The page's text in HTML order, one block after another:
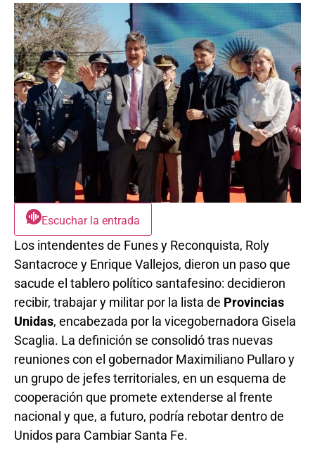
Escuchar la entrada
Los intendentes de Funes y Reconquista, Roly
Santacroce y Enrique Vallejos, dieron un paso que
sacude el tablero político santafesino: decidieron
recibir, trabajar y militar por la lista de Provincias
Unidas, encabezada por la vicegobernadora Gisela
Scaglia. La definición se consolidó tras nuevas
reuniones con el gobernador Maximiliano Pullaro y
un grupo de jefes territoriales, en un esquema de
cooperación que promete extenderse al frente
nacional y que, a futuro, podría rebotar dentro de
Unidos para Cambiar Santa Fe.